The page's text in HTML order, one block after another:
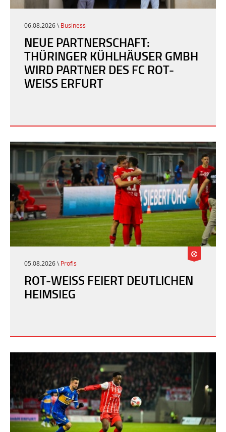
06.08.2026 \ Business
NEUE PARTNERSCHAFT:
THÜRINGER KÜHLHÄUSER GMBH
WIRD PARTNER DES FC ROT-
WEISS ERFURT
05.08.2026 \ Profis
ROT-WEISS FEIERT DEUTLICHEN H
EIMSIEG